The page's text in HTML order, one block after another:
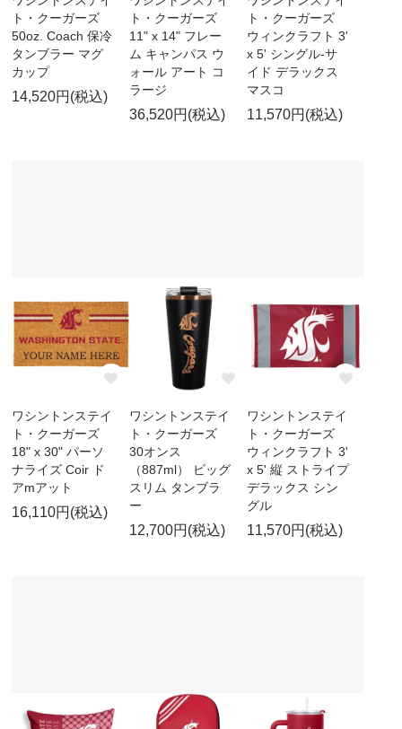
ト・クーガーズ
50oz. Coach 保冷
タンブラー マグ
カップ
14,520円(税込)
ト・クーガーズ
11" x 14" フレー
ム キャンパス ウ
ォール アート コ
ラージ
36,520円(税込)
ト・クーガーズ
ウィンクラフト 3'
x 5' シングル-サ
イド デラックス
マスコ
11,570円(税込)
ワシントンステイ
ト・クーガーズ
18" x 30" パーソ
ナライズ Coir ド
アmアット
16,110円(税込)
ワシントンステイ
ト・クーガーズ
30オンス
（887ml） ビッグ
スリム タンブラ
ー
12,700円(税込)
ワシントンステイ
ト・クーガーズ
ウィンクラフト 3'
x 5' 縦 ストライプ
デラックス シン
グル
11,570円(税込)